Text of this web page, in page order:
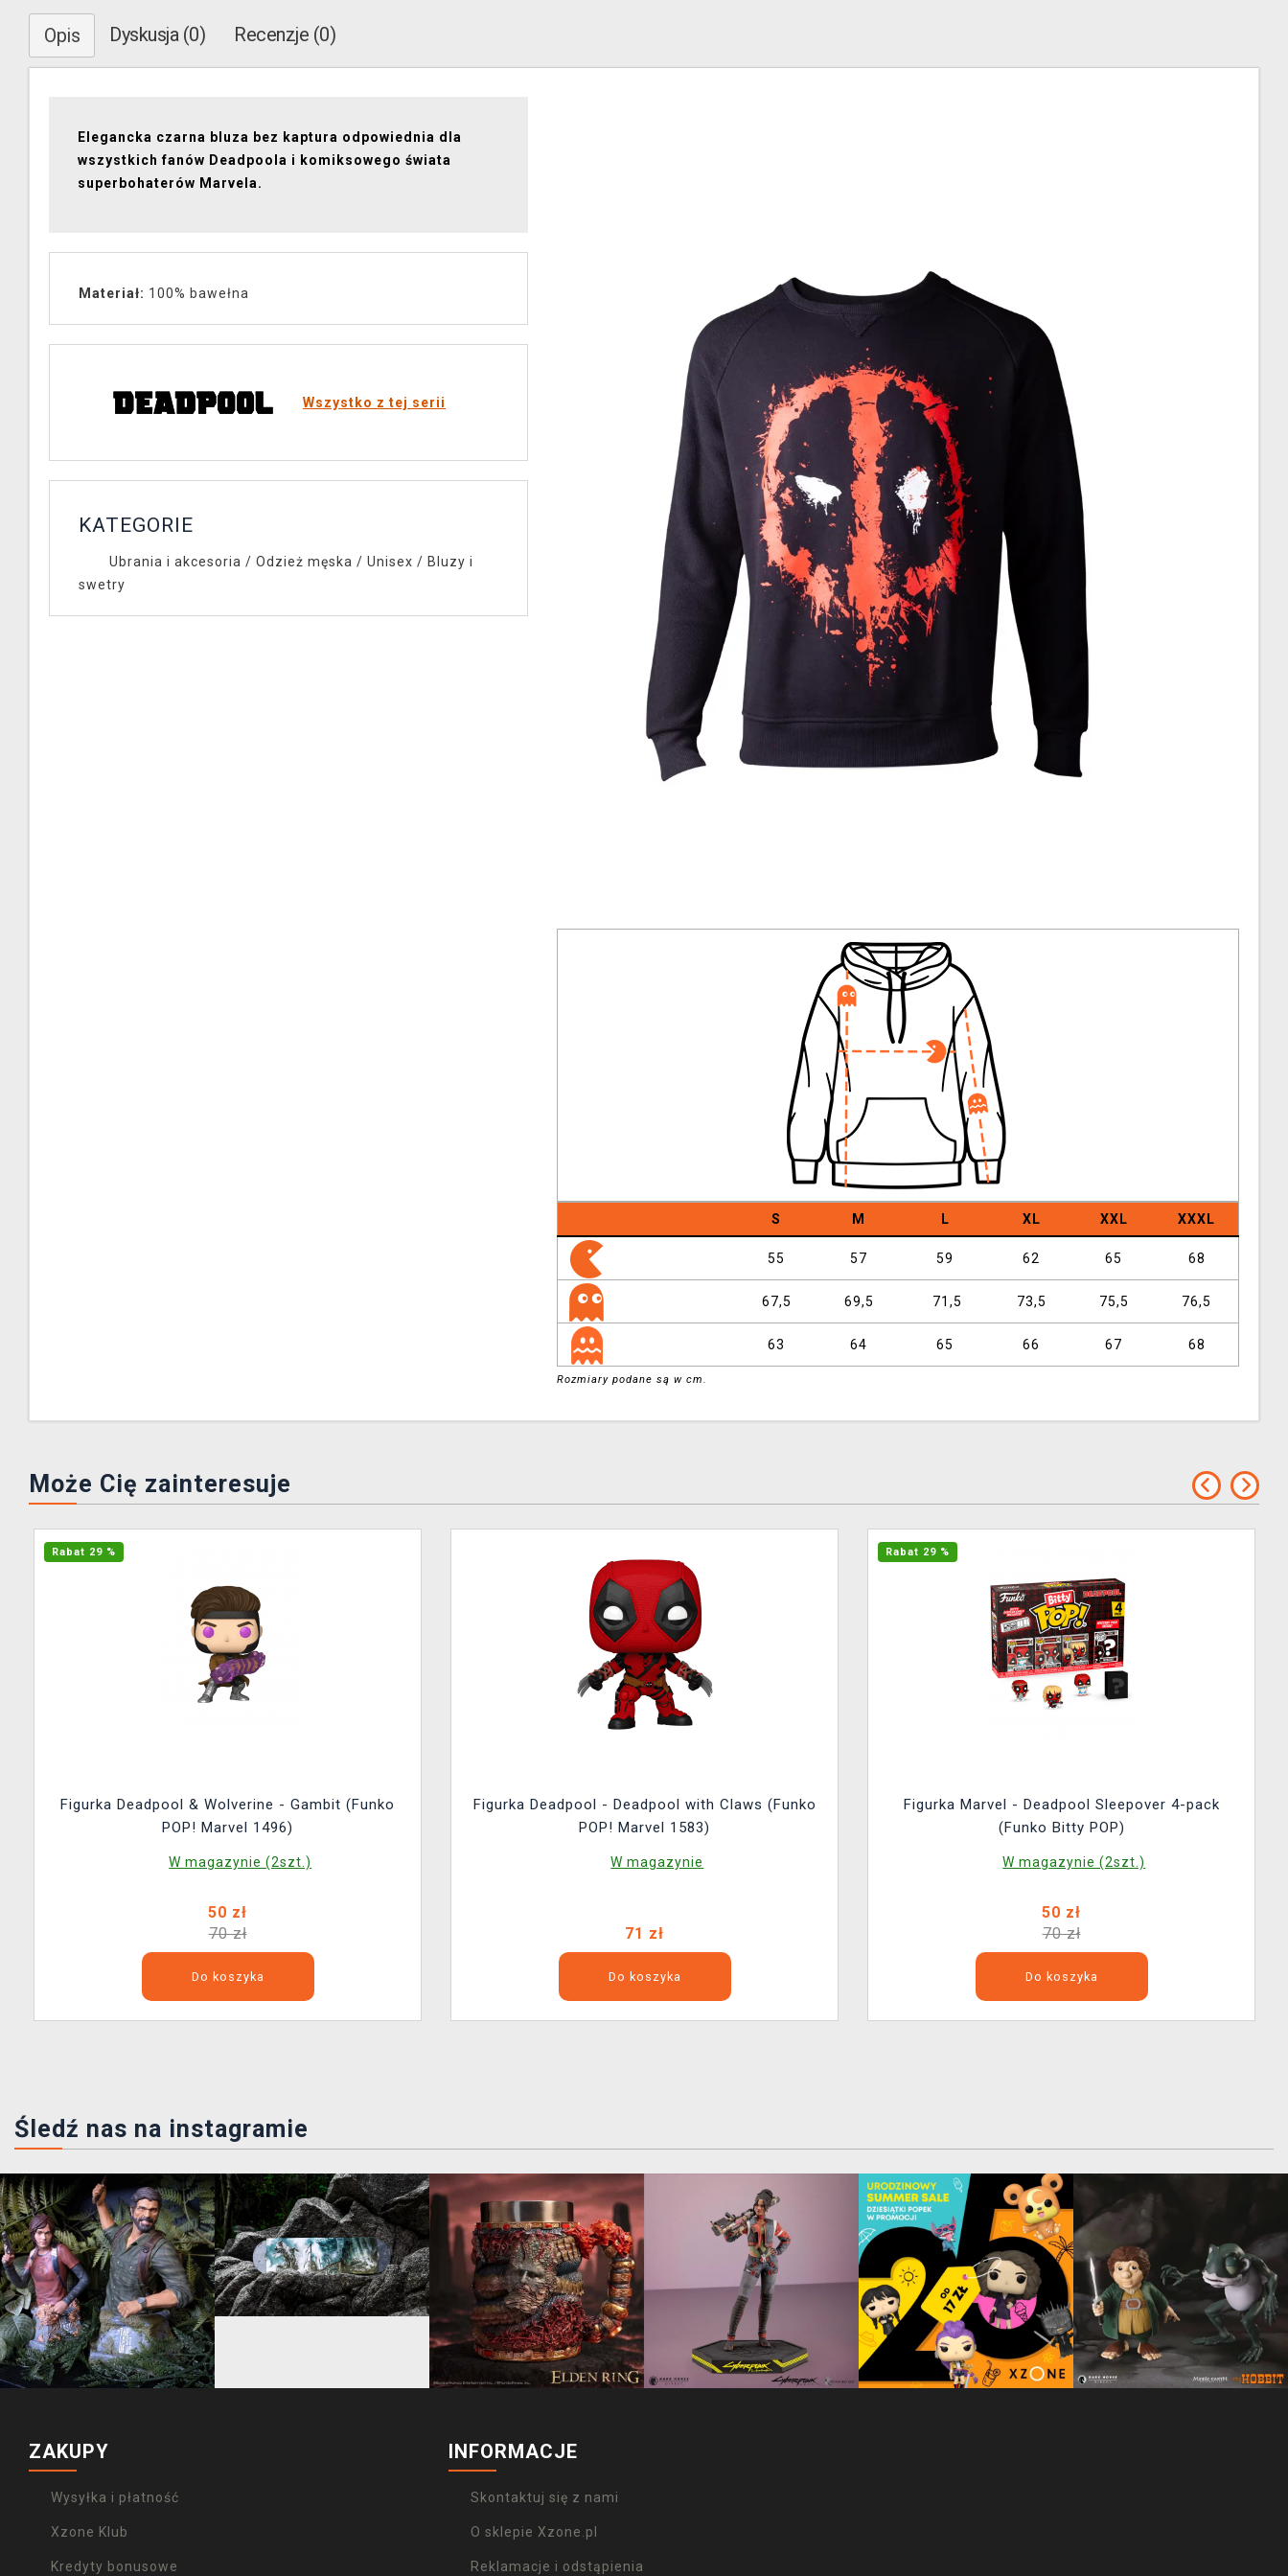
Opis Dyskusja (0) Recenzje (0)
Elegancka czarna bluza bez kaptura odpowiednia dla
wszystkich fanów Deadpoola i komiksowego świata
superbohaterów Marvela.
Materiał: 100% bawełna
Wszystko z tej serii
KATEGORIE
Ubrania i akcesoria / Odzież męska / Unisex / Bluzy i
swetry
S M L XL XXL XXXL
55 57 59 62 65 68
67,5 69,5 71,5 73,5 75,5 76,5
63 64 65 66 67 68
Rozmiary podane są w cm.
Może Cię zainteresuje
Rabat 29 %
Figurka Deadpool & Wolverine - Gambit (Funko
POP! Marvel 1496)
W magazynie (2szt.)
50 zł
70 zł
Do koszyka
Figurka Deadpool - Deadpool with Claws (Funko
POP! Marvel 1583)
W magazynie
71 zł
Do koszyka
Rabat 29 %
Figurka Marvel - Deadpool Sleepover 4-pack
(Funko Bitty POP)
W magazynie (2szt.)
50 zł
70 zł
Do koszyka
Śledź nas na instagramie
ZAKUPY
Wysyłka i płatność
Xzone Klub
Kredyty bonusowe
INFORMACJE
Skontaktuj się z nami
O sklepie Xzone.pl
Reklamacje i odstąpienia